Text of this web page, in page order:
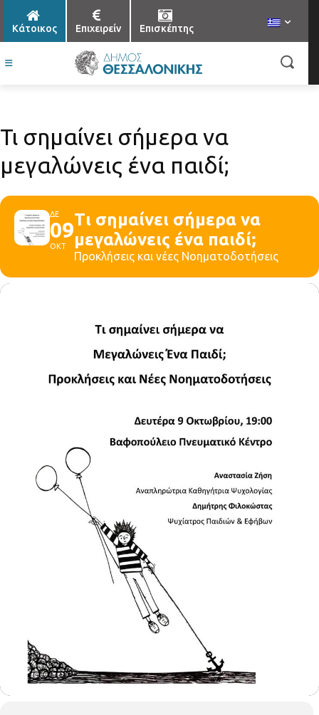
Κάτοικος Επιχειρείν Επισκέπτης
Τι σημαίνει σήμερα να
μεγαλώνεις ένα παιδί;
ΔΕ
09
ΟΚΤ
Τι σημαίνει σήμερα να
μεγαλώνεις ένα παιδί;
Προκλήσεις και νέες Νοηματοδοτήσεις